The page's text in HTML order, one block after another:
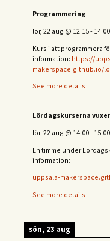
Programmering
lör, 22 aug @ 12:15- 14:00
Kurs i att programmera
information: https://
makerspace.github.io/
See more details
Lördagskurserna
lör, 22 aug @ 14:00- 15:00
En timme under
information:
uppsala-
See more details
sön, 23 aug